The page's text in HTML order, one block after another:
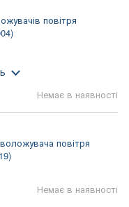
повітря
Немає в наявності
повітря
Немає в наявності